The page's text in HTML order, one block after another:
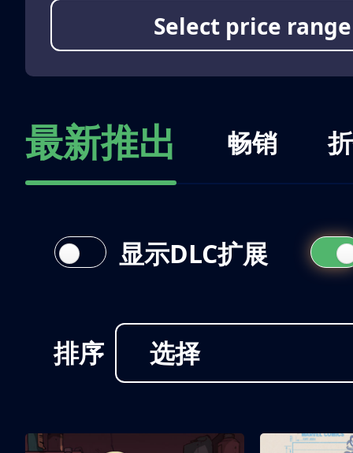
Select price range
最新推出 畅销
排序 选择
显示DLC扩展